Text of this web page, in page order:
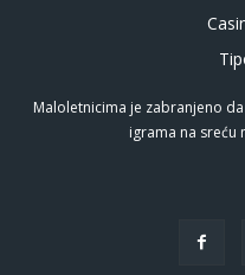
Maloletnicima je zabranjeno
igrama na sreću